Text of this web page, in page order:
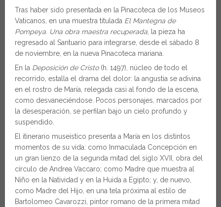
Tras haber sido presentada en la Pinacoteca de los Museos
Vaticanos, en una muestra titulada El Mantegna de
Pompeya. Una obra maestra recuperada , la pieza ha
regresado al Santuario para integrarse, desde el sábado 8
de noviembre, en la nueva Pinacoteca mariana.
En la Deposición de Cristo(h. 1497), núcleo de todo el
recorrido, estalla el drama del dolor: la angustia se adivina
en el rostro de María, relegada casi al fondo de la escena,
como desvaneciéndose. Pocos personajes, marcados por
la desesperación, se perfilan bajo un cielo profundo y
suspendido.
El itinerario museístico presenta a María en los distintos
momentos de su vida: como Inmaculada Concepción en
un gran lienzo de la segunda mitad del siglo XVII, obra del
círculo de Andrea Vaccaro; como Madre que muestra al
Niño en la Natividad y en la Huida a Egipto; y, de nuevo,
como Madre del Hijo, en una tela próxima al estilo de
Bartolomeo Cavarozzi, pintor romano de la primera mitad